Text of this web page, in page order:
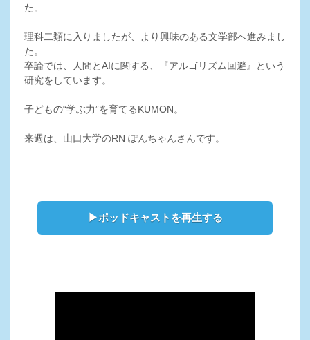
た。
理科二類に入りましたが、より興味のある文学部へ進みまし
た。
卒論では、人間とAIに関する、『アルゴリズム回避』という
研究をしています。
子どもの“学ぶ力”を育てるKUMON。
来週は、山口大学のRN ぽんちゃんさんです。
▶ポッドキャストを再生する